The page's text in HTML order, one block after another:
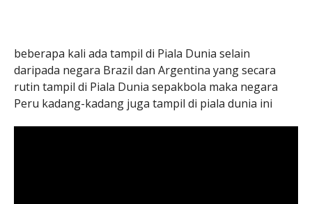
beberapa kali ada tampil di Piala Dunia selain
daripada negara Brazil dan Argentina yang secara
rutin tampil di Piala Dunia sepakbola maka negara
Peru kadang-kadang juga tampil di piala dunia ini